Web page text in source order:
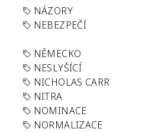
NÁZORY
NEBEZPEČÍ
NĚMECKO
NESLYŠÍCÍ
NICHOLAS CARR
NITRA
NOMINACE
NORMALIZACE